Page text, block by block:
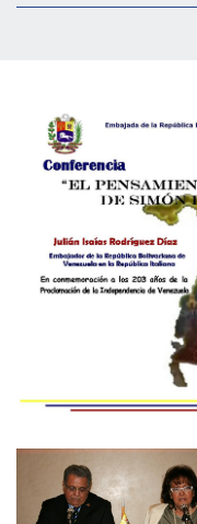
COOPERACIÓN
Patrimonio
Justicia y
EUROFRONT
COPOLAD III
AL-INVEST Verde